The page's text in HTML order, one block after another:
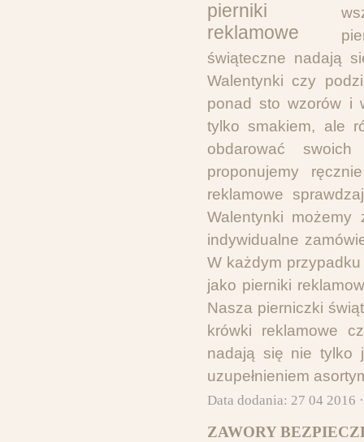
świąteczne nadają
Walentynki czy
ponad sto wzorów i
tylko smakiem, ale
obdarować
proponujemy
reklamowe
Walentynki możemy
indywidualne
W każdym
jako pierniki
Nasza pierniczki
krówki reklamowe
nadają się nie tylko
uzupełnieniem
Data dodania: 27 04 2016
ZAWORY